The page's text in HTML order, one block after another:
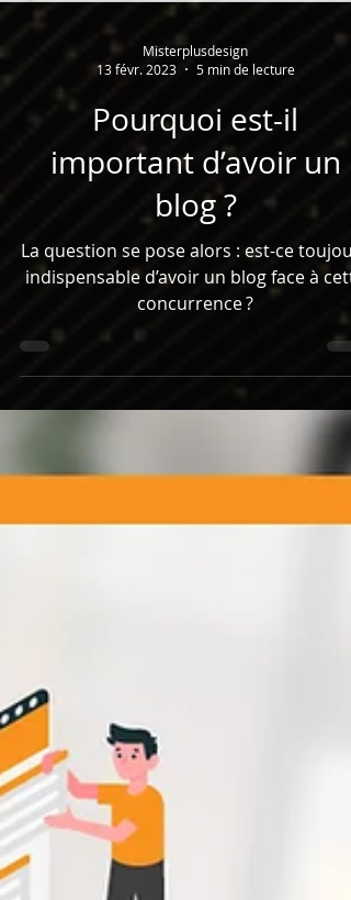
5 min de lecture
Pourquoi est-il
important d’avoir un
blog ?
La question se pose alors : est-ce
indispensable d’avoir un blog face à
concurrence ?